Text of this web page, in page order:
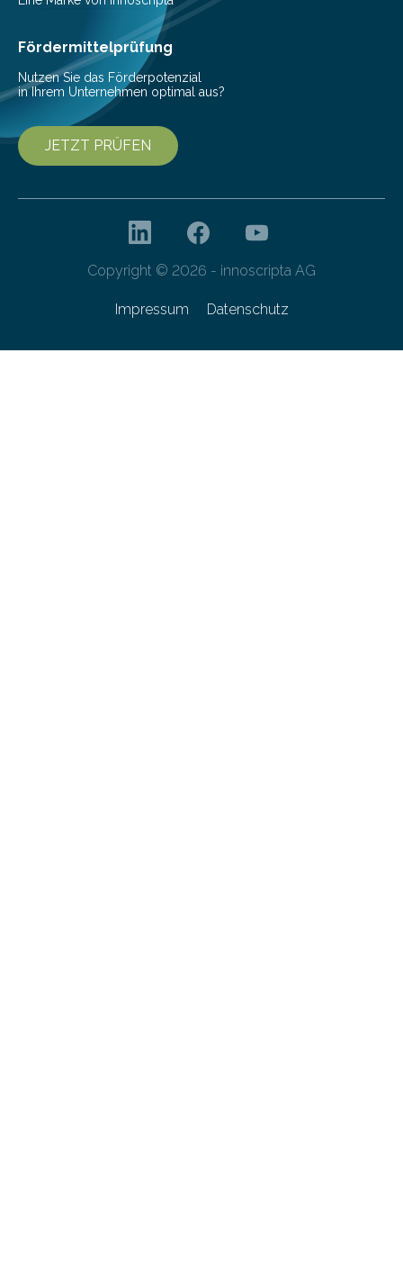
Fördermittelprüfung
Nutzen Sie das Förderpotenzial
in Ihrem Unternehmen optimal aus?
JETZT PRÜFEN
Copyright © 2026 - innoscripta AG
Impressum Datenschutz